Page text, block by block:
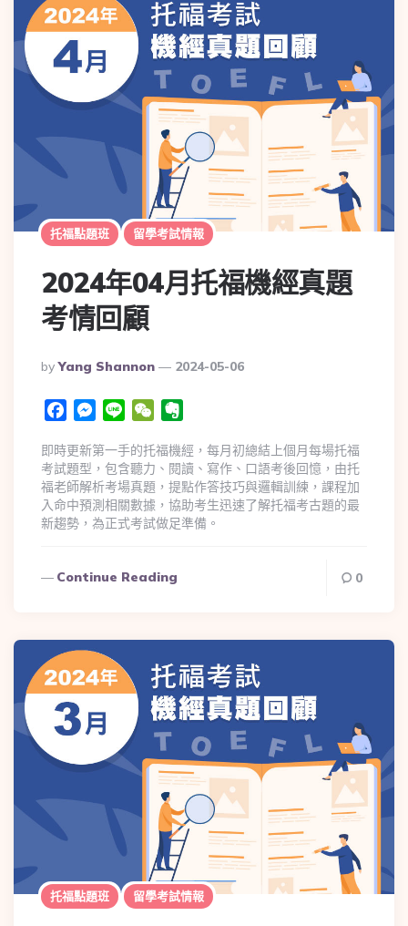
托福點題班 留學考試情報
2024年04月托福機經真題
考情回顧
By Yang Shannon 2024-05-06
FacebookMessenger
Line WeChat
即時更新第一手的托福機經，每月初總結上個月每場托福
考試題型，包含聽力、閱讀、寫作、口語考後回憶，由托
福老師解析考場真題，提點作答技巧與邏輯訓練，課程加
入命中預測相關數據，協助考生迅速了解托福考古題的最
新趨勢，為正式考試做足準備。
Continue Reading 0
托福點題班 留學考試情報